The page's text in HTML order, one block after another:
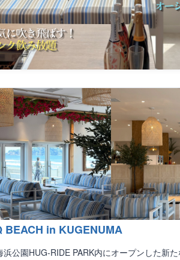
BEACH in KUGENUMA
公園HUG-RIDE PARK内にオープンした新